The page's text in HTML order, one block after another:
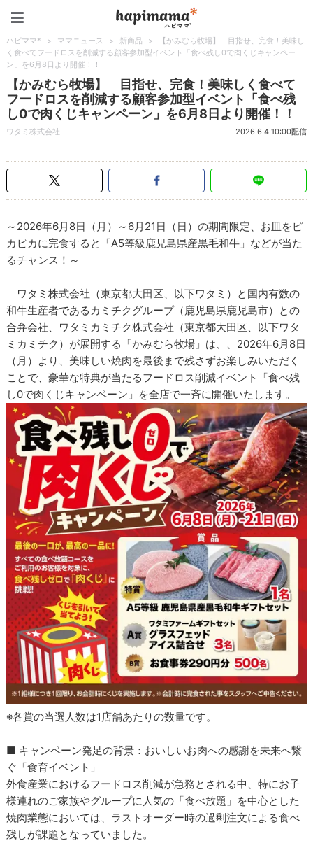
ハピママ* > ママニュース > 新商品 >
【かみむら牧場】 目指せ、完食！美味し
く食べてフードロスを削減する顧客参加型イベント「食べ残し0で肉くじキャンペー
ン」を6月8日より開催！！
【かみむら牧場】 目指せ、完食！美味しく食べて
フードロスを削減する顧客参加型イベント「食べ残
し0で肉くじキャンペーン」を6月8日より開催！！
ワタミ株式会社 2026.6.4 10:00配信
～2026年6月8日（月）～6月21日（日）の期間限定、お皿をピ
カピカに完食すると「A5等級鹿児島県産黒毛和牛」などが当た
るチャンス！～
ワタミ株式会社（東京都大田区、以下ワタミ）と国内有数の
和牛生産者であるカミチクグループ（鹿児島県鹿児島市）との
合弁会社、ワタミカミチク株式会社（東京都大田区、以下ワタ
ミカミチク）が展開する「かみむら牧場」は、、2026年6月8日
（月）より、美味しい焼肉を最後まで残さずお楽しみいただく
ことで、豪華な特典が当たるフードロス削減イベント「食べ残
し0で肉くじキャンペーン」を全店で一斉に開催いたします。
※各賞の当選人数は1店舗あたりの数量です。
■ キャンペーン発足の背景：おいしいお肉への感謝を未来へ繋
ぐ「食育イベント」
外食産業におけるフードロス削減が急務とされる中、特にお子
様連れのご家族やグループに人気の「食べ放題」を中心とした
焼肉業態においては、ラストオーダー時の過剰注文による食べ
残しが課題となっていました。